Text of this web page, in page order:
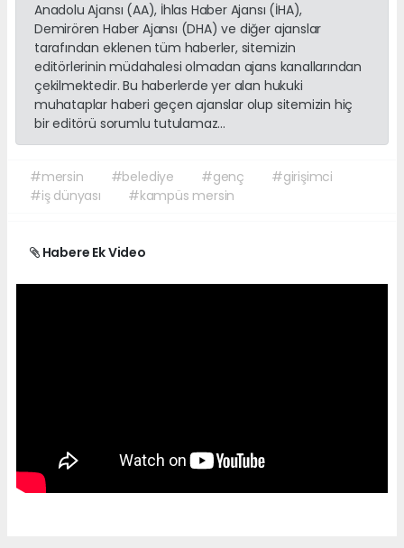
Anadolu Ajansı (AA), İhlas Haber Ajansı (İHA),
Demirören Haber Ajansı (DHA) ve diğer ajanslar
tarafından eklenen tüm haberler, sitemizin
editörlerinin müdahalesi olmadan ajans kanallarından
çekilmektedir. Bu haberlerde yer alan hukuki
muhataplar haberi geçen ajanslar olup sitemizin hiç
bir editörü sorumlu tutulamaz...
#mersin #belediye #genç
#girişimci
#iş dünyası
#kampüs mersin
Habere Ek Video